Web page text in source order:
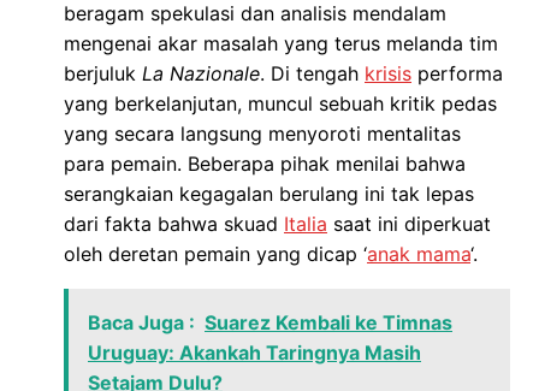
beragam spekulasi dan analisis mendalam
mengenai akar masalah yang terus melanda tim
berjuluk La Nazionale. Di tengah krisis performa
yang berkelanjutan, muncul sebuah kritik pedas
yang secara langsung menyoroti mentalitas
para pemain. Beberapa pihak menilai bahwa
serangkaian kegagalan berulang ini tak lepas
dari fakta bahwa skuad Italia saat ini diperkuat
oleh deretan pemain yang dicap ‘anak mama‘.
Baca Juga : Suarez Kembali ke Timnas
Uruguay: Akankah Taringnya Masih
Setajam Dulu?